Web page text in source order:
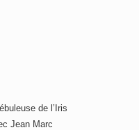
de l’Iris
Jean Marc